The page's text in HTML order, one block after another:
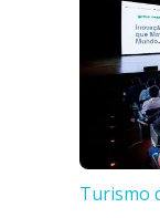
Turismo